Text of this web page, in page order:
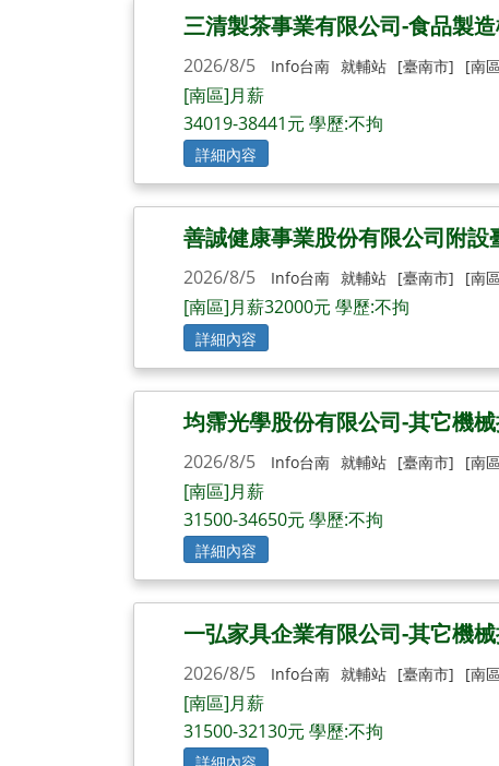
三清製茶事業有限公司-食品製
2026/8/5 Info台南 就輔站 [臺南市] [南
[南區]月薪
34019-38441元 學歷:不拘
詳細內容
善誠健康事業股份有限公司附
2026/8/5 Info台南 就輔站 [臺南市] [南
[南區]月薪32000元 學歷:不拘
詳細內容
均霈光學股份有限公司-其它機
2026/8/5 Info台南 就輔站 [臺南市] [南
[南區]月薪
31500-34650元 學歷:不拘
詳細內容
一弘家具企業有限公司-其它機
2026/8/5 Info台南 就輔站 [臺南市] [南
[南區]月薪
31500-32130元 學歷:不拘